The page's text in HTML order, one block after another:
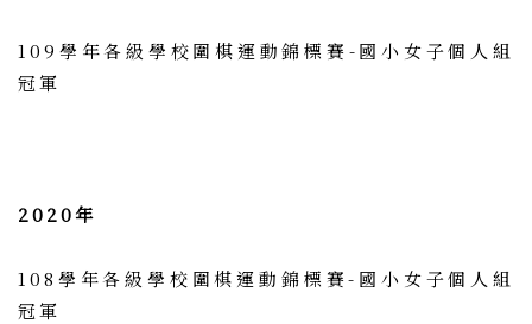
109學年各級學校圍棋運動錦標賽-國小女子個人組
冠軍
2020年
108學年各級學校圍棋運動錦標賽-國小女子個人組
冠軍